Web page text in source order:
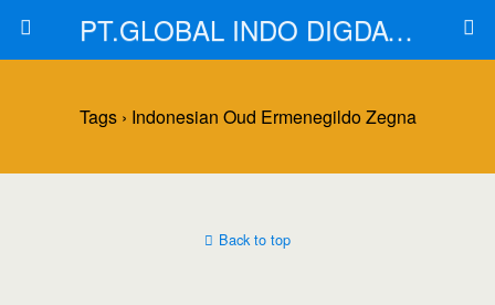
PT.GLOBAL INDO DIGDAYA
Tags › Indonesian Oud Ermenegildo Zegna
Back to top